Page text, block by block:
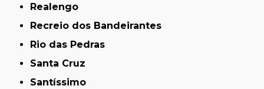
Realengo
Recreio dos Bandeirantes
Rio das Pedras
Santa Cruz
Santíssimo